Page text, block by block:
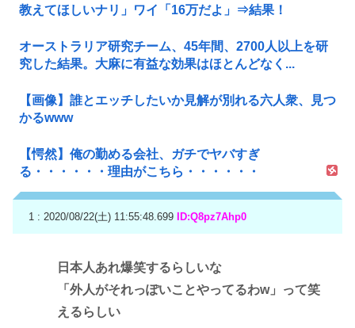
教えてほしいナリ」ワイ「16万だよ」⇒結果！
オーストラリア研究チーム、45年間、2700人以上を研
究した結果。大麻に有益な効果はほとんどなく...
【画像】誰とエッチしたいか見解が別れる六人衆、見つ
かるwww
【愕然】俺の勤める会社、ガチでヤバすぎ
る・・・・・・理由がこちら・・・・・・
1 : 2020/08/22(土) 11:55:48.699 ID:Q8pz7Ahp0
日本人あれ爆笑するらしいな
「外人がそれっぽいことやってるわw」って笑
えるらしい